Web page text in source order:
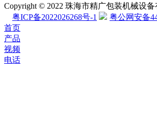
Copyright © 2022 珠海市精广包装机械设
粤ICP备2022026268号-1
粤公网安备
首页
产品
视频
电话